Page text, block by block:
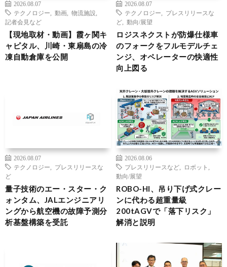
2026.08.07
テクノロジー
動画 物流施設
記者会見など
【現地取材・動画】霞ヶ関キ
ャピタル、川崎・東扇島の冷
凍自動倉庫を公開
2026.08.07
テクノロジー
プレスリリースな
ど
動向/展望
ロジスネクストが防爆仕様車
のフォークをフルモデルチェ
ンジ、オペレーターの快適性
向上図る
2026.08.07
テクノロジー
プレスリリースな
ど
量子技術のエー・スター・ク
ォンタム、JALエンジニアリ
ングから航空機の故障予測分
析基盤構築を受託
2026.08.06
プレスリリースなど
ロボット
動向/展望
ROBO-HI、吊り下げ式クレー
ンに代わる超重量級
200tAGVで「落下リスク」
解消と説明